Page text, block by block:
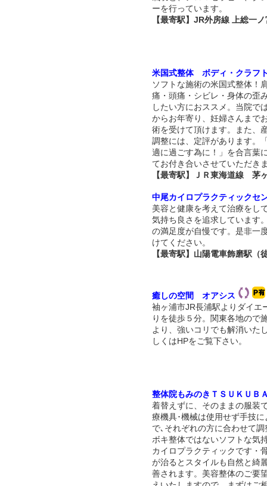
ーを行っています。
【最寄駅】JR外房線 上総一
米国式整体 ボディ・クラフ
ソフトな施術の米国式整体！
痛・頭痛・シビレ・身体の歪
したい方におススメ。当院で
からお年寄り、妊婦さんまで
術を受けて頂けます。また、
調整には、定評があります。
適に過ごす為に！」を合言葉
てお付き合いさせていただき
【最寄駅】ＪＲ東海道線 茅
中尾カイロプラクティックセ
美容と健康を考えて治療をし
気持ち良さを追求しています
の満足度が自慢です。是非一
けてください。
【最寄駅】山陽電車飾磨駅（
癒しの空間 オアシス
袖ヶ浦市JR長浦駅よりダイエ
りを徒歩５分。関東各地ので
より、強いコリでも解消いた
しくはHPをご覧下さい。
整体院もみのきＴＳＵＫＵＢ
着替えずに、そのままの服装
療機具･機械は使用せず手技に
で､それぞれの方に合わせて調
ボキ整体ではないソフトな気
カイロプラクティックです・
が治るとスタイルも自然と綺
善されます。美容整体のご要